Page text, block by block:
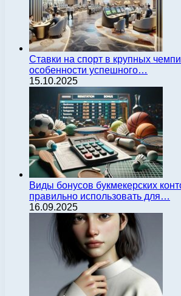
Ставки на спорт в крупных
особенности успешного…
15.10.2025
Виды бонусов букмекерских
правильно использовать для…
16.09.2025